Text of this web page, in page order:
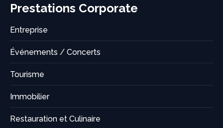
Prestations Corporate
Entreprise
Événements / Concerts
Tourisme
Immobilier
Restauration et Culinaire